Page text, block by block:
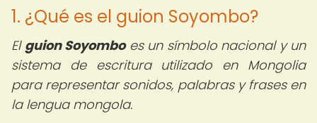
1. ¿Qué es el guion Soyombo?
El guion Soyomboes un símbolo nacional y un
sistema de escritura utilizado en Mongolia
para representar sonidos, palabras y frases en
la lengua mongola.